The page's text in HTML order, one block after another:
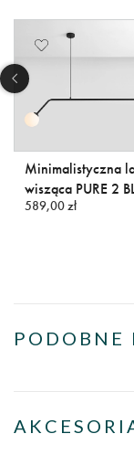
Minimalistyczna
wisząca PURE 2
589,00 zł
PODOBNE